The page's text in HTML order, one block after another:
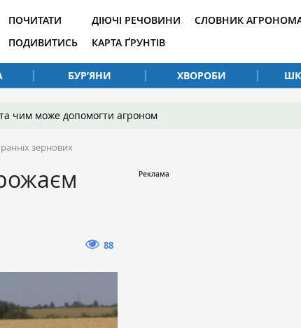
ПОЧИТАТИ
ПОДИВИТИСЬ
ДІЮЧІ РЕЧОВИНИ
КАРТА ҐРУНТІВ
СЛОВНИК
БУР’ЯНИ ХВОРОБИ
чим може допомогти агроном
зернових
88